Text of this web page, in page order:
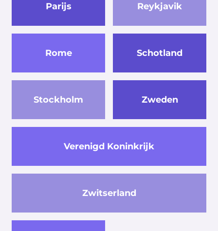
Parijs Reykjavik
Rome Schotland
Stockholm
Verenigd Koninkrijk
Zweden
Zwitserland